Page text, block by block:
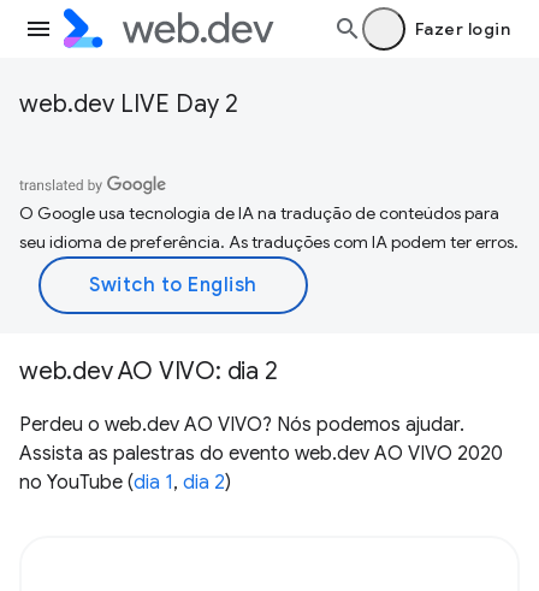
Fazer login
web.dev LIVE Day 2
O Google usa tecnologia de IA na tradução de conteúdos para
seu idioma de preferência. As traduções com IA podem ter erros.
web.dev AO VIVO: dia 2
Perdeu o web.dev AO VIVO? Nós podemos ajudar.
Assista as palestras do evento web.dev AO VIVO 2020
no YouTube (dia 1, dia 2)